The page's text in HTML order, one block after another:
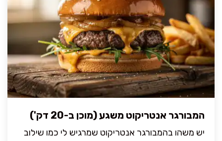
המבורגר אנטריקוט משגע (מוכן ב-20 דק')
יש משהו בהמבורגר אנטריקוט שמרגיש לי כמו שילוב